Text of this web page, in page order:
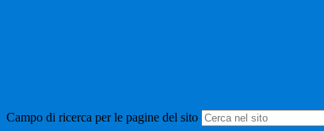
Campo di ricerca per le pagine del sito